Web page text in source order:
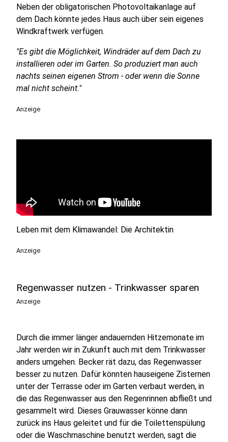
Neben der obligatorischen Photovoltaikanlage auf
dem Dach könnte jedes Haus auch über sein eigenes
Windkraftwerk verfügen.
"Es gibt die Möglichkeit, Windräder auf dem Dach zu
installieren oder im Garten. So produziert man auch
nachts seinen eigenen Strom - oder wenn die Sonne
mal nicht scheint."
Anzeige
Leben mit dem Klimawandel: Die Architektin
Anzeige
Regenwasser nutzen - Trinkwasser sparen
Anzeige
Durch die immer länger andauernden Hitzemonate im
Jahr werden wir in Zukunft auch mit dem Trinkwasser
anders umgehen. Becker rät dazu, das Regenwasser
besser zu nutzen. Dafür könnten hauseigene Zisternen
unter der Terrasse oder im Garten verbaut werden, in
die das Regenwasser aus den Regenrinnen abfließt und
gesammelt wird. Dieses Grauwasser könne dann
zurück ins Haus geleitet und für die Toilettenspülung
oder die Waschmaschine benutzt werden, sagt die